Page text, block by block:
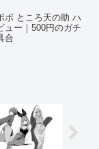
ボ ところ天の助 ハ
ュー｜500円のガチ
合